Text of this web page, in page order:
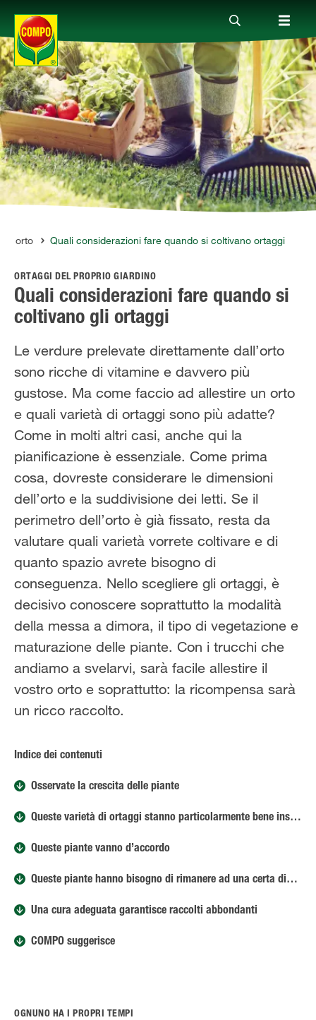
Prodotti
Magazine
Mondi Tematici
Info
Chi siamo
orto Quali considerazioni fare quando si coltivano ortaggi
ORTAGGI DEL PROPRIO GIARDINO
Quali considerazioni fare quando si
coltivano gli ortaggi
Le verdure prelevate direttamente dall’orto
sono ricche di vitamine e davvero più
gustose. Ma come faccio ad allestire un orto
e quali varietà di ortaggi sono più adatte?
Come in molti altri casi, anche qui la
pianificazione è essenziale. Come prima
cosa, dovreste considerare le dimensioni
dell’orto e la suddivisione dei letti. Se il
perimetro dell’orto è già fissato, resta da
valutare quali varietà vorrete coltivare e di
quanto spazio avrete bisogno di
conseguenza. Nello scegliere gli ortaggi, è
decisivo conoscere soprattutto la modalità
della messa a dimora, il tipo di vegetazione e
maturazione delle piante. Con i trucchi che
andiamo a svelarvi, sarà facile allestire il
vostro orto e soprattutto: la ricompensa sarà
un ricco raccolto.
Indice dei contenuti
Osservate la crescita delle piante
Queste varietà di ortaggi stanno particolarmente bene insieme
Queste piante vanno d’accordo
Queste piante hanno bisogno di rimanere ad una certa distanza tra loro
Una cura adeguata garantisce raccolti abbondanti
COMPO suggerisce
OGNUNO HA I PROPRI TEMPI